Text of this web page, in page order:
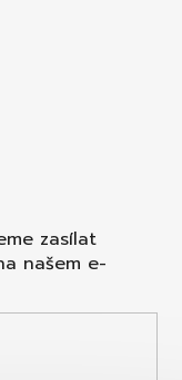
zasílat
našem e-